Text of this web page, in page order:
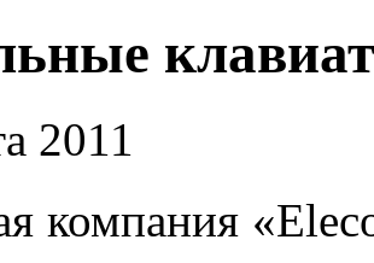
2011
компания